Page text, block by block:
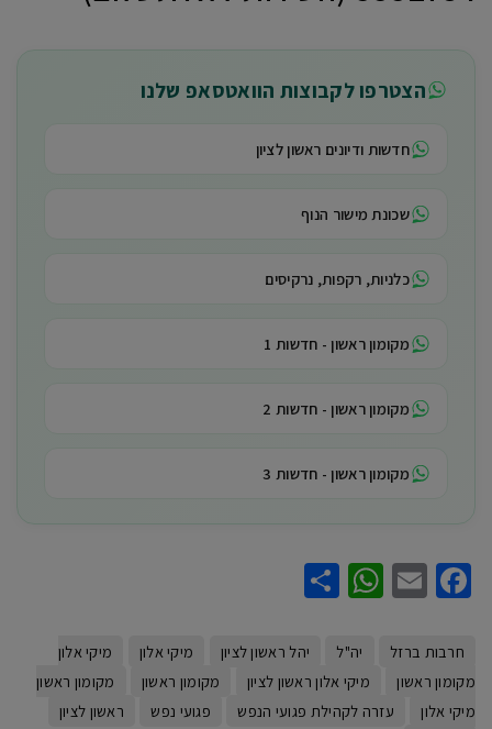
הצטרפו לקבוצות הוואטסאפ שלנו
חדשות ודיונים ראשון לציון
שכונת מישור הנוף
כלניות, רקפות, נרקיסים
מקומון ראשון - חדשות 1
מקומון ראשון - חדשות 2
מקומון ראשון - חדשות 3
Facebook
Email
WhatsApp
חרבות ברזל יה"ל יהל ראשון לציון מיקי אלון
מיקי אלון
מקומון ראשון
מיקי אלון ראשון לציון מקומון ראשון
מקומון ראשון
מיקי אלון
עזרה לקהילת פגועי הנפש פגועי נפש
ראשון לציון